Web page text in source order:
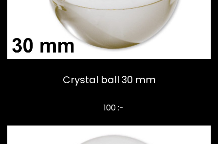
Crystal ball 30 mm
100 :-